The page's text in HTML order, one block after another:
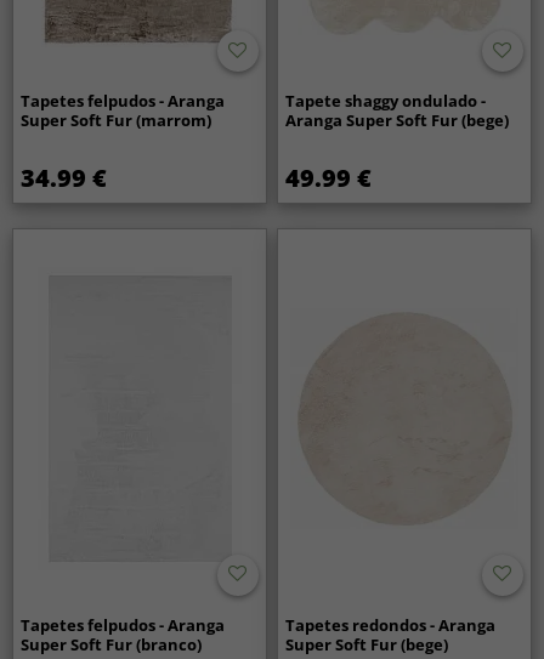
Tapetes felpudos - Aranga
Super Soft Fur (marrom)
34.99 €
Tapete shaggy ondulado -
Aranga Super Soft Fur (bege)
49.99 €
Tapetes felpudos - Aranga
Super Soft Fur (branco)
Tapetes redondos - Aranga
Super Soft Fur (bege)